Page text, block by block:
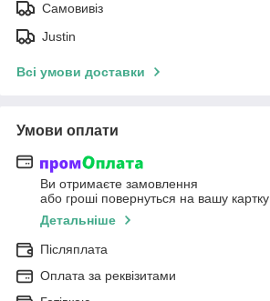
Самовивіз
Justin
Всі умови доставки
Умови оплати
Ви отримаєте замовлення
або гроші повернуться на вашу картку
Детальніше
Післяплата
Оплата за реквізитами